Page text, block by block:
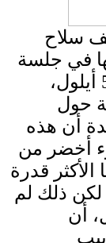
سلاح
في جلسة
مجلس الوزراء التي عقدت في 5 أيلول،
حول
أن هذه
أخضر من
الأكثر قدرة
لكن ذلك لم
أن